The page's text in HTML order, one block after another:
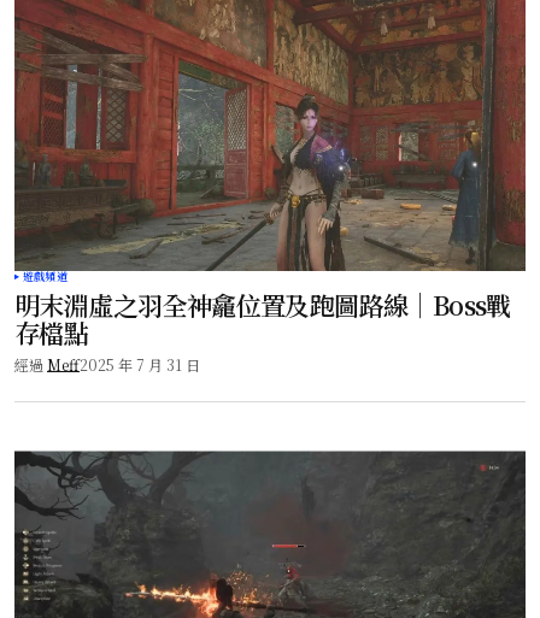
遊戲頻道
明末淵虛之羽全神龕位置及跑圖路線｜Boss戰
存檔點
經過 Meff2025 年 7 月 31 日